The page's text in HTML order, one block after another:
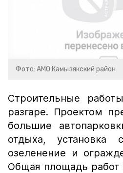
Фото: АМО Камызякский район
Строительные
разгаре. Проектом
большие
отдыха, установка
озеленение и
Общая площадь работ